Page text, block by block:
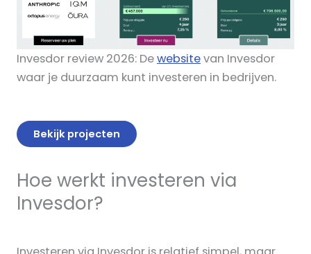
Invesdor review 2026: Dewebsitevan Invesdor
waar je duurzaam kunt investeren in bedrijven.
Bekijk projecten
Hoe werkt investeren via
Invesdor?